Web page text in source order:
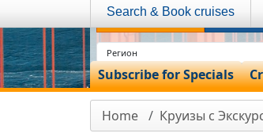
Search & Book cruises
МОРСКИЕ
Subscribe for Specials
Home Круизы с